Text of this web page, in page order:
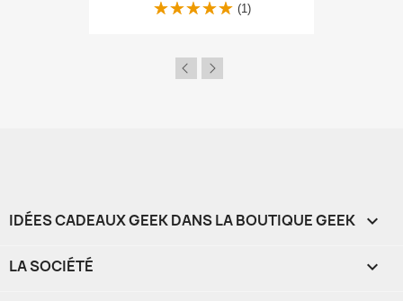
(1)
IDÉES CADEAUX GEEK DANS LA BOUTIQUE GEEK 
LA SOCIÉTÉ 